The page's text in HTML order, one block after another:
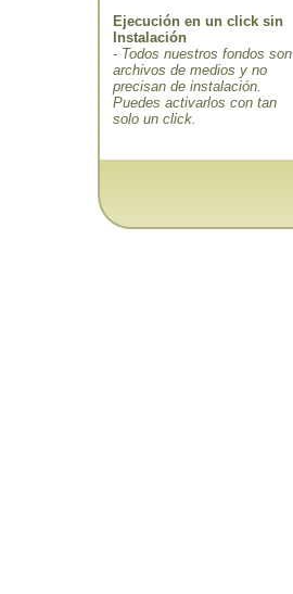
Ejecución en un click sin
Instalación
- Todos nuestros fondos son
archivos de medios y no
precisan de instalación.
Puedes activarlos con tan
solo un click.